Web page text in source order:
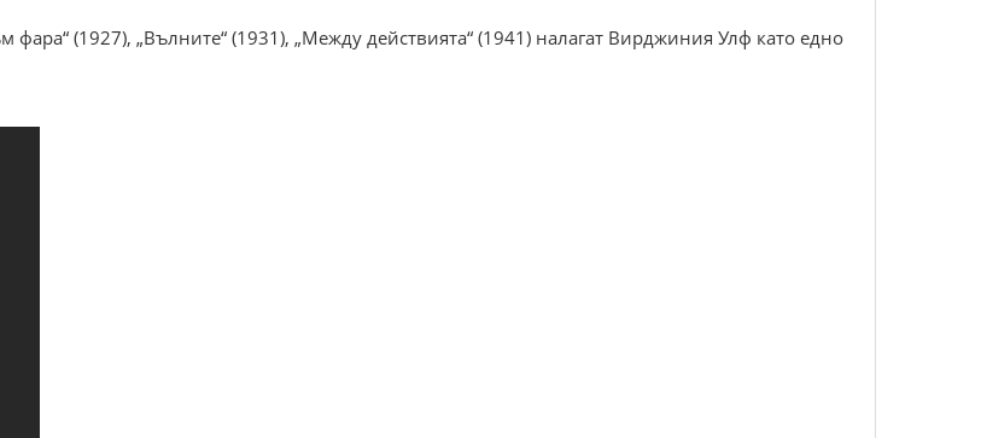
фара“ (1927), „Вълните“ (1931), „Между действията“ (1941) налагат Вирджиния Улф като едно